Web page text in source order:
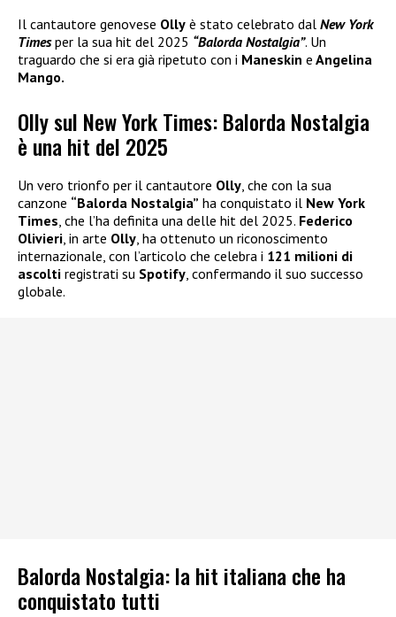
Il cantautore genovese Olly è stato celebrato dal New York
Timesper la sua hit del 2025 “Balorda Nostalgia”. Un
traguardo che si era già ripetuto con i Maneskin e Angelina
Mango.
Olly sul New York Times: Balorda Nostalgia
è una hit del 2025
Un vero trionfo per il cantautore Olly, che con la sua
canzone “Balorda Nostalgia” ha conquistato il New York
Times, che l’ha definita una delle hit del 2025. Federico
Olivieri, in arte Olly, ha ottenuto un riconoscimento
internazionale, con l’articolo che celebra i 121 milioni di
ascolti registrati su Spotify, confermando il suo successo
globale.
Balorda Nostalgia: la hit italiana che ha
conquistato tutti